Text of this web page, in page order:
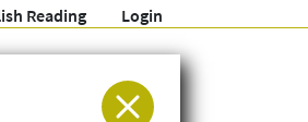
Reading Login